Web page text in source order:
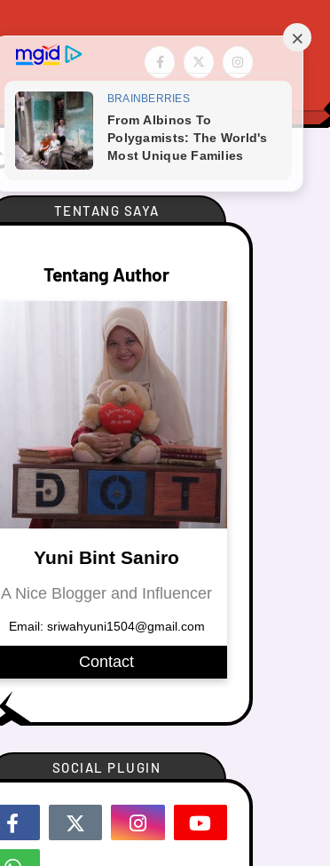
TENTANG SAYA
Tentang Author
Yuni Bint Saniro
A Nice Blogger and Influencer
Email: sriwahyuni1504@gmail.com
Contact
SOCIAL PLUGIN